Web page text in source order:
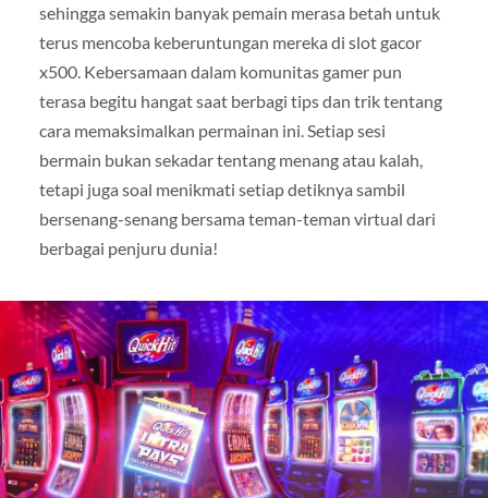
sehingga semakin banyak pemain merasa betah untuk
terus mencoba keberuntungan mereka di slot gacor
x500. Kebersamaan dalam komunitas gamer pun
terasa begitu hangat saat berbagi tips dan trik tentang
cara memaksimalkan permainan ini. Setiap sesi
bermain bukan sekadar tentang menang atau kalah,
tetapi juga soal menikmati setiap detiknya sambil
bersenang-senang bersama teman-teman virtual dari
berbagai penjuru dunia!